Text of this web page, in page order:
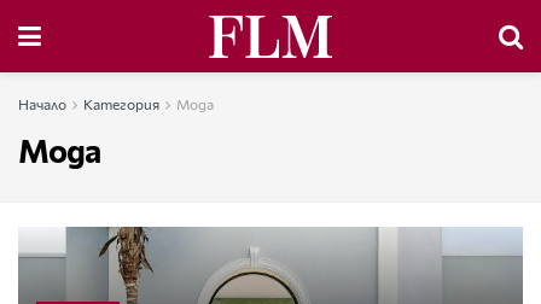
Начало Категория Мода
Мода